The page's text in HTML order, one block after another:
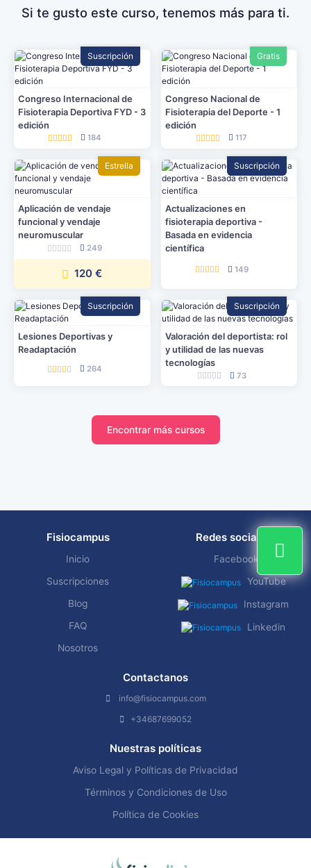
Si te gusto este curso, tenemos más para ti.
Suscripción
Congreso Internacional de
Fisioterapia Deportiva FYD - 3
edición
184
Gratis
Congreso Nacional de
Fisioterapia del Deporte - 1
edición
117
Estrella
Aplicación de vendaje
funcional y vendaje
neuromuscular
249
120 €
Suscripción
Actualizaciones en
fisioterapia deportiva -
Basada en evidencia
científica
149
Suscripción
Lesiones Deportivas y
Readaptación
264
Suscripción
Valoración del deportista: rol
y utilidad de las nuevas
tecnologías
73
Encontrar más cursos
Fisiocampus
Inicio
Suscripciones
Blog
FAQ
Nosotros
Redes sociales
Facebook
YouTube
Instagram
Linkedin
Contactanos
info@fisiocampus.com
+34687699052
Nuestras políticas
Aviso Legal y Políticas de Privacidad
Términos y Condiciones de Uso
Política de Cookies